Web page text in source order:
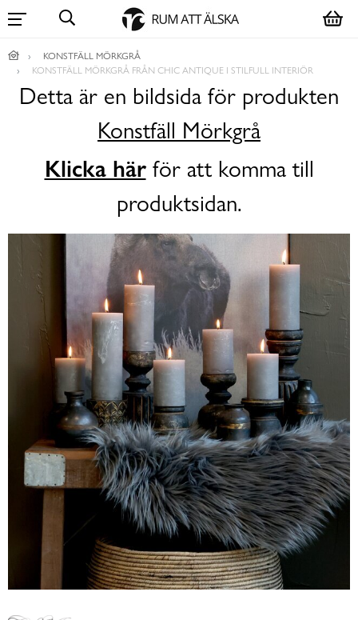
KONSTFÄLL MÖRKGRÅ
KONSTFÄLL MÖRKGRÅ FRÅN CHIC ANTIQUE I STILFULL INTERIÖR
Detta är en bildsida för produkten
Konstfäll Mörkgrå
Klicka härför att komma till
produktsidan.